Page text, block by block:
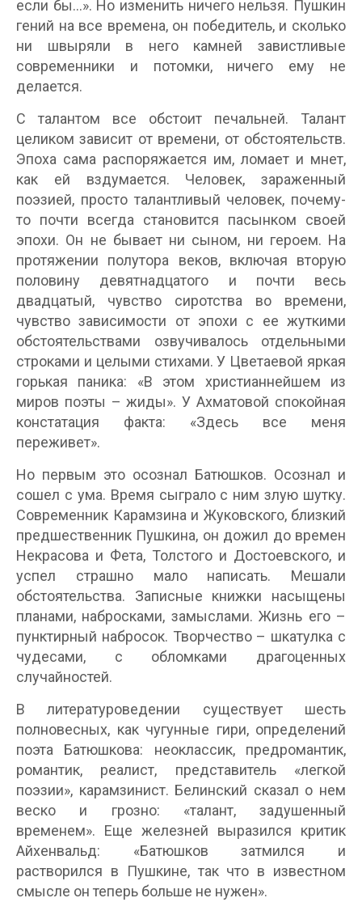
если бы...». Но изменить ничего нельзя. Пушкин
гений на все времена, он победитель, и сколько
ни швыряли в него камней завистливые
современники и потомки, ничего ему не
делается.
С талантом все обстоит печальней. Талант
целиком зависит от времени, от обстоятельств.
Эпоха сама распоряжается им, ломает и мнет,
как ей вздумается. Человек, зараженный
поэзией, просто талантливый человек, почему-
то почти всегда становится пасынком своей
эпохи. Он не бывает ни сыном, ни героем. На
протяжении полутора веков, включая вторую
половину девятнадцатого и почти весь
двадцатый, чувство сиротства во времени,
чувство зависимости от эпохи с ее жуткими
обстоятельствами озвучивалось отдельными
строками и целыми стихами. У Цветаевой яркая
горькая паника: «В этом христианнейшем из
миров поэты – жиды». У Ахматовой спокойная
констатация факта: «Здесь все меня
переживет».
Но первым это осознал Батюшков. Осознал и
сошел с ума. Время сыграло с ним злую шутку.
Современник Карамзина и Жуковского, близкий
предшественник Пушкина, он дожил до времен
Некрасова и Фета, Толстого и Достоевского, и
успел страшно мало написать. Мешали
обстоятельства. Записные книжки насыщены
планами, набросками, замыслами. Жизнь его –
пунктирный набросок. Творчество – шкатулка с
чудесами, с обломками драгоценных
случайностей.
В литературоведении существует шесть
полновесных, как чугунные гири, определений
поэта Батюшкова: неоклассик, предромантик,
романтик, реалист, представитель «легкой
поэзии», карамзинист. Белинский сказал о нем
веско и грозно: «талант, задушенный
временем». Еще железней выразился критик
Айхенвальд: «Батюшков затмился и
растворился в Пушкине, так что в известном
смысле он теперь больше не нужен».